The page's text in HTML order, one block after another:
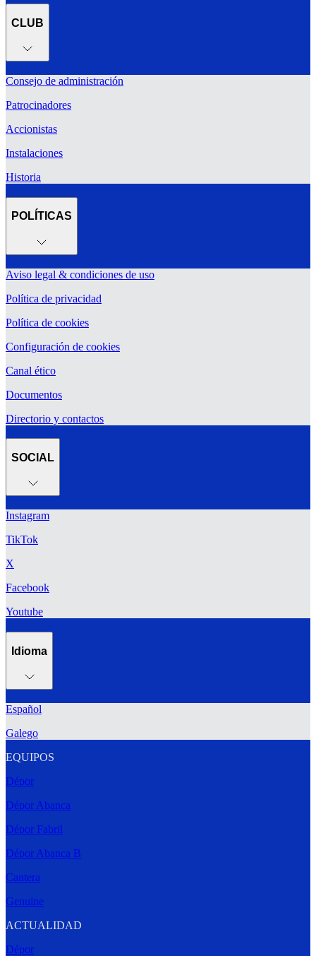
CLUB
Consejo de administración
Patrocinadores
Accionistas
Instalaciones
Historia
POLÍTICAS
Aviso legal & condiciones de uso
Política de privacidad
Política de cookies
Configuración de cookies
Canal ético
Documentos
Directorio y contactos
SOCIAL
Instagram
TikTok
X
Facebook
Youtube
Idioma
Español
Galego
EQUIPOS
Dépor
Dépor Abanca
Dépor Fabril
Dépor Abanca B
Cantera
Genuine
ACTUALIDAD
Dépor